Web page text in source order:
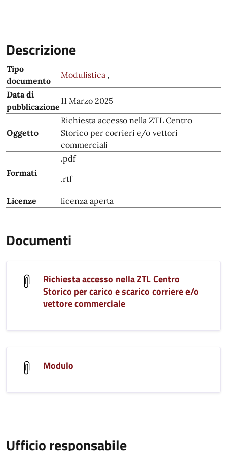
Descrizione
Tipo
documento
Modulistica ,
Data di
pubblicazione
11 Marzo 2025
Oggetto
Richiesta accesso nella ZTL Centro
Storico per corrieri e/o vettori
commerciali
Formati
.pdf
.rtf
Licenze licenza aperta
Documenti
Richiesta accesso nella ZTL Centro
Storico per carico e scarico corriere e/o
vettore commerciale
Modulo
Ufficio responsabile